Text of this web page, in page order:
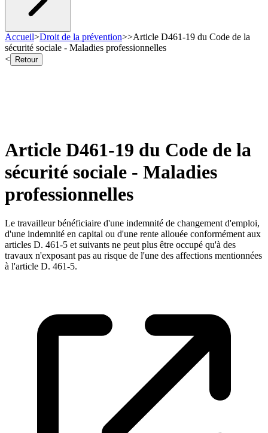
Accueil>Droit de la prévention>>Article D461-19 du Code de la
sécurité sociale - Maladies professionnelles
<
Retour
Article D461-19 du Code de la
sécurité sociale - Maladies
professionnelles
Le travailleur bénéficiaire d'une indemnité de changement d'emploi,
d'une indemnité en capital ou d'une rente allouée conformément aux
articles D. 461-5 et suivants ne peut plus être occupé qu'à des
travaux n'exposant pas au risque de l'une des affections mentionnées
à l'article D. 461-5.